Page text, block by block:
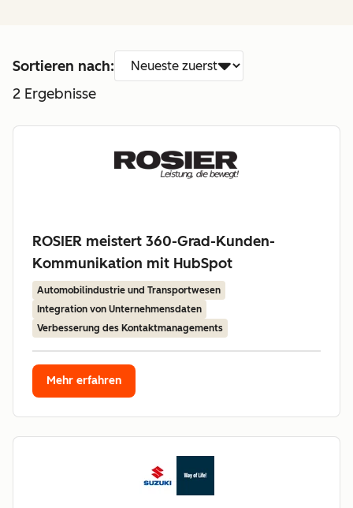
Sortieren nach:
2 Ergebnisse
ROSIER meistert 360-Grad-Kunden-
Kommunikation mit HubSpot
Automobilindustrie und Transportwesen
Integration von Unternehmensdaten
Verbesserung des Kontaktmanagements
Mehr erfahren